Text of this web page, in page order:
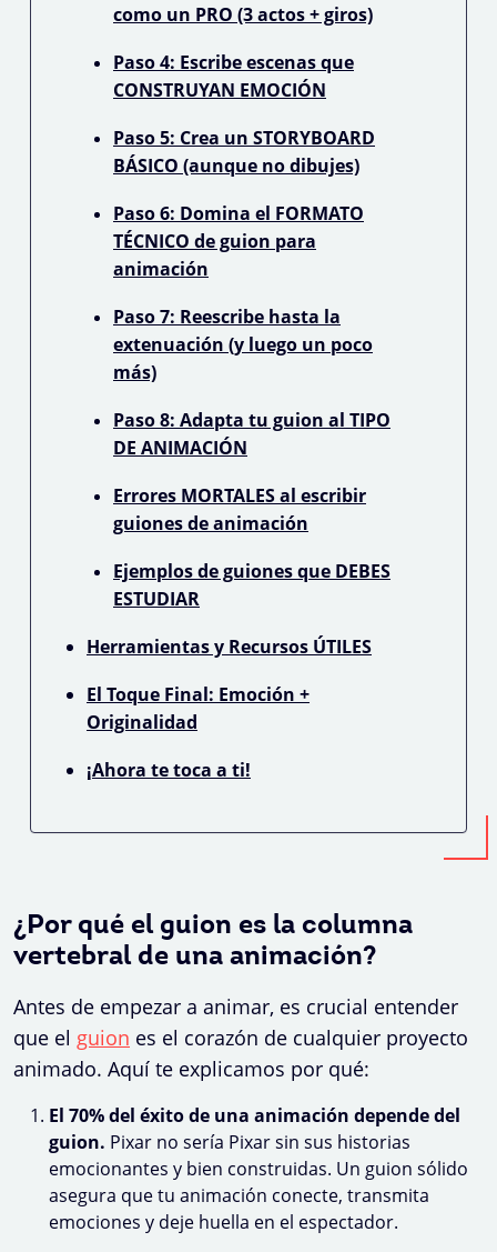
como un PRO (3 actos + giros)
Paso 4: Escribe escenas que
CONSTRUYAN EMOCIÓN
Paso 5: Crea un STORYBOARD
BÁSICO (aunque no dibujes)
Paso 6: Domina el FORMATO
TÉCNICO de guion para
animación
Paso 7: Reescribe hasta la
extenuación (y luego un poco
más)
Paso 8: Adapta tu guion al TIPO
DE ANIMACIÓN
Errores MORTALES al escribir
guiones de animación
Ejemplos de guiones que DEBES
ESTUDIAR
Herramientas y Recursos ÚTILES
El Toque Final: Emoción +
Originalidad
¡Ahora te toca a ti!
¿Por qué el guion es la columna
vertebral de una animación?
Antes de empezar a animar, es crucial entender
que el guion es el corazón de cualquier proyecto
animado. Aquí te explicamos por qué:
El 70% del éxito de una animación depende del
guion. Pixar no sería Pixar sin sus historias
emocionantes y bien construidas. Un guion sólido
asegura que tu animación conecte, transmita
emociones y deje huella en el espectador.